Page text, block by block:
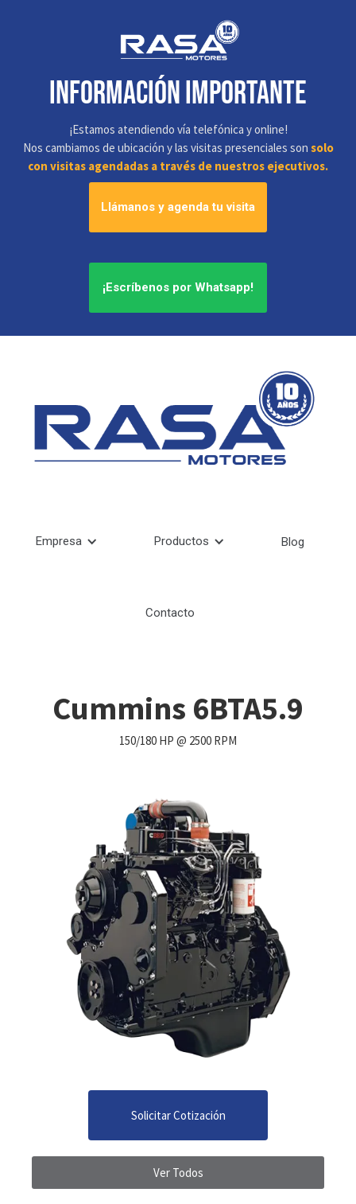
información IMPORTANTE
¡Estamos atendiendo vía telefónica y online!
Nos cambiamos de ubicación y las visitas presenciales son solo
con visitas agendadas a través de nuestros ejecutivos.
Llámanos y agenda tu visita
¡Escríbenos por Whatsapp!
Empresa Productos Blog
Contacto
Cummins 6BTA5.9
150/180 HP @ 2500 RPM
Solicitar Cotización
Ver Todos